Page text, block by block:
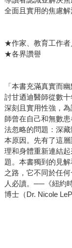
全面且實用的焦慮解
★作家、教育工作
★各界讚譽
「本書充滿真實而
討甘迺迪醫師從數
深刻且實用性強，
師曾在自己和無數
法忽略的問題：深
本原因。先有了這
理和身體重新連結
題。本書獨到的見
之路，它不同於任
人必讀。──《紐約
博士（Dr. Nicole